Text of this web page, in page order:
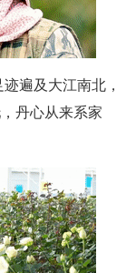
遍及大江南北，
丹心从来系家